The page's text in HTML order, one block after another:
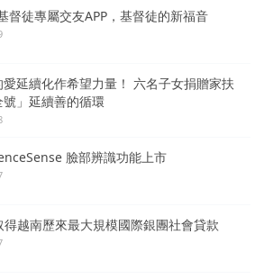
督徒專屬交友APP，基督徒的新福音
愛延續化作希望力量！ 六名子女捐贈家扶
號」延續善的循環
臉部辨識功能上市
得越南歷來最大規模國際銀團社會貸款